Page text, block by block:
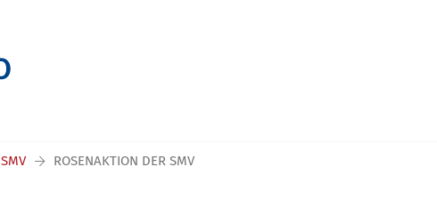
SMV ROSENAKTION DER SMV